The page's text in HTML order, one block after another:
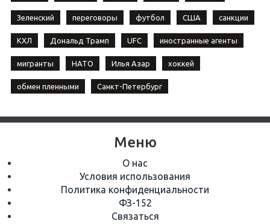
Зеленский переговоры футбол США санкции
КХЛ Дональд Трамп UFC иностранные агенты
мигранты НАТО Илья Азар хоккей
обмен пленными Санкт-Петербург
Меню
О нас
Условия использования
Политика конфиденциальности
ФЗ-152
Связаться